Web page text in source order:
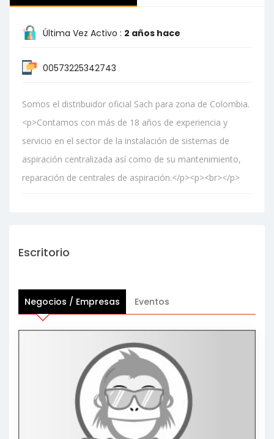
Última Vez Activo : 2 años hace
00573225342743
Somos el distribuidor oficial Sach para zona de Colombia.
<p>Contamos con más de 18 años de experiencia y
servicio en el sector de la instalación de sistemas de
aspiración centralizada así como de su mantenimiento,
reparación de centrales de aspiración.</p><p><br></p>
Escritorio
Negocios / Empresas Eventos